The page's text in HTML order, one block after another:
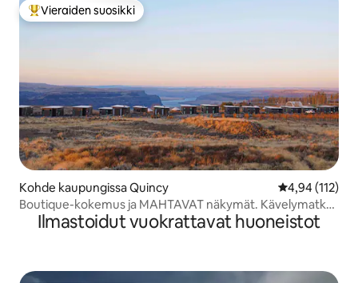
Vieraiden suosikkien parhaimmistoa
Vieraiden suosikki
Kohde kaupungissa Quincy
4,94 (112)
Boutique-kokemus ja MAHTAVAT näkymät. Kävelymatka
rotkoon
Ilmastoidut vuokrattavat huoneistot